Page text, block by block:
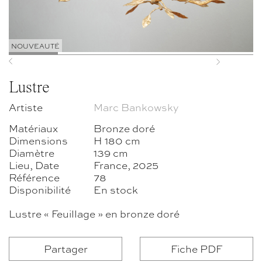
Previous Next
NOUVEAUTÉ
Lustre
Artiste
Marc Bankowsky
Matériaux
Bronze doré
Dimensions
H 180 cm
Diamètre
139 cm
Lieu, Date
France, 2025
Référence
78
Disponibilité
En stock
Lustre « Feuillage » en bronze doré
Partager Fiche PDF